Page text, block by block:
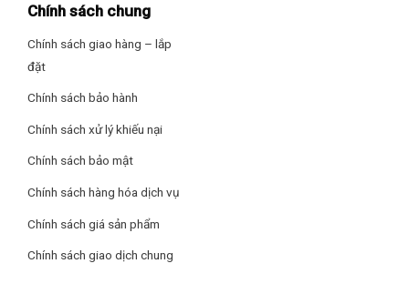
dùng.
Chính sách chung
Chính sách giao hàng – lắp
đặt
Chính sách bảo hành
Chính sách xử lý khiếu nại
Chính sách bảo mật
Chính sách hàng hóa dịch vụ
Chính sách giá sản phẩm
Chính sách giao dịch chung